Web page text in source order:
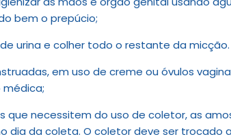
bem o prepúcio;
de urina e colher todo o restante da
em uso de creme ou óvulos
que necessitem do uso de coletor, as
dia da coleta. O coletor deve ser trocado